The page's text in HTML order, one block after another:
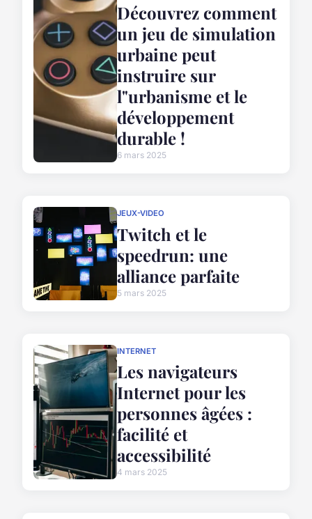
Découvrez comment
un jeu de simulation
urbaine peut
instruire sur
l"urbanisme et le
développement
durable !
6 mars 2025
JEUX-VIDEO
Twitch et le
speedrun: une
alliance parfaite
5 mars 2025
INTERNET
Les navigateurs
Internet pour les
personnes âgées :
facilité et
accessibilité
4 mars 2025